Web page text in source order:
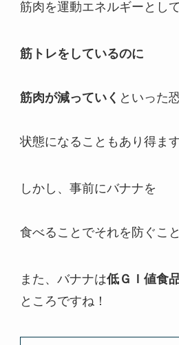
筋肉を運動エネルギーとし
筋トレをしているのに
筋肉が減っていく といった
状態になることもあり得ます
しかし、事前にバナナを
食べることでそれを防ぐこ
また、バナナは低ＧＩ値食
ところですね！